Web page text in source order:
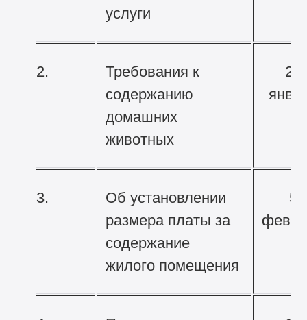
услуги
2.
Требования к
содержанию
домашних
животных
29
3.
Об установлении
размера платы за
содержание
жилого помещения
5